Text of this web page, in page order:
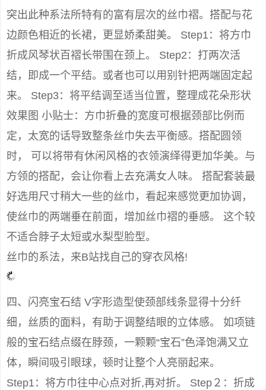
突出此种系法所特有的富有层次的丝巾褶。搭配与花
边颜色相近的长裙，更显娇柔甜美。 Step1：将方巾
折成风琴状百褶长带围在颈上。 Step2：打两次活
结，即成一个平结。或者也可以用别针把两端固定起
来。 Step3：将平结调至适当位置，整理成花朵形状
效果图 小贴士：方巾折叠的宽度可根据颈部比例而
定，太宽的话导致整条丝巾失去平衡感。搭配圆领
时， 可以将带有休闲风格的衣领演绎得更加华美。与
方领的搭配，会让你看上去充满女人味。 搭配套装最
好选用尺寸稍大一些的丝巾，看起来感觉更加协调，
使丝巾的两端垂在前面，增加丝巾褶的垂感。 这个较
不适合脖子太短或水梨型脸型。
丝巾的系法，来B站找自己的穿衣风格!
四、闪亮宝石结 V字形造型使颈部线条显得十分纤
细，丝质的面料，有助于调整结眼的立体感。 如项链
般的宝石结点缀在脖颈，一颗颗“宝石”色泽饱满又立
体，瞬间吸引眼球，顿时让整个人亮丽起来。
Step1：将方巾往中心点对折,再对折。 Step２：折成